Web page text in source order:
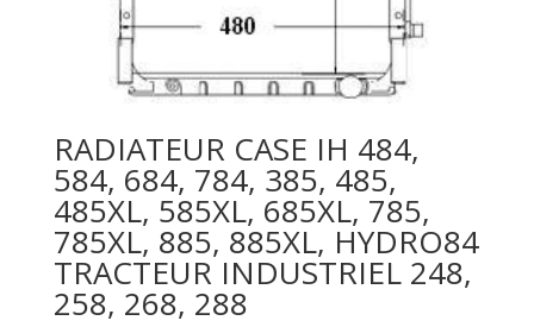
RADIATEUR CASE IH 484,
584, 684, 784, 385, 485,
485XL, 585XL, 685XL, 785,
785XL, 885, 885XL, HYDRO84
TRACTEUR INDUSTRIEL 248,
258, 268, 288